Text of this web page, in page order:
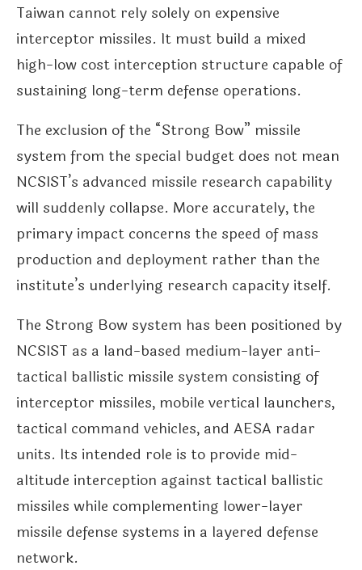
Taiwan cannot rely solely on expensive
interceptor missiles. It must build a mixed
high-low cost interception structure capable of
sustaining long-term defense operations.
The exclusion of the “Strong Bow” missile
system from the special budget does not mean
NCSIST’s advanced missile research capability
will suddenly collapse. More accurately, the
primary impact concerns the speed of mass
production and deployment rather than the
institute’s underlying research capacity itself.
The Strong Bow system has been positioned by
NCSIST as a land-based medium-layer anti-
tactical ballistic missile system consisting of
interceptor missiles, mobile vertical launchers,
tactical command vehicles, and AESA radar
units. Its intended role is to provide mid-
altitude interception against tactical ballistic
missiles while complementing lower-layer
missile defense systems in a layered defense
network.